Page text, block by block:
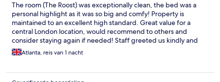
The room (The Roost) was exceptionally clean, the bed was a
personal highlight as it was so big and comfy! Property is
maintained to an excellent high standard. Great value for a
central London location, would recommend to others and
consider staying again if needed! Staff greeted us kindly and
showed up to the lift with verbal instructions on how to reach
our room which was very helpful. Only issue was the coffee
instructions on how to use this. Other than that, an excellent
Atlanta, reis van 1 nacht